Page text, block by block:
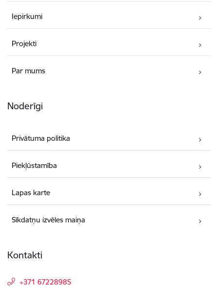
Iepirkumi
Projekti
Par mums
Noderīgi
Privātuma politika
Piekļūstamība
Lapas karte
Sīkdatņu izvēles maiņa
Kontakti
+371 67228985